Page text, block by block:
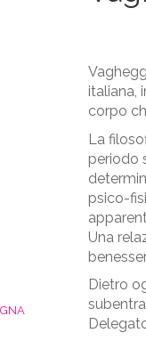
italiana,
corpo
La
periodo
psico-
Una
Dietro